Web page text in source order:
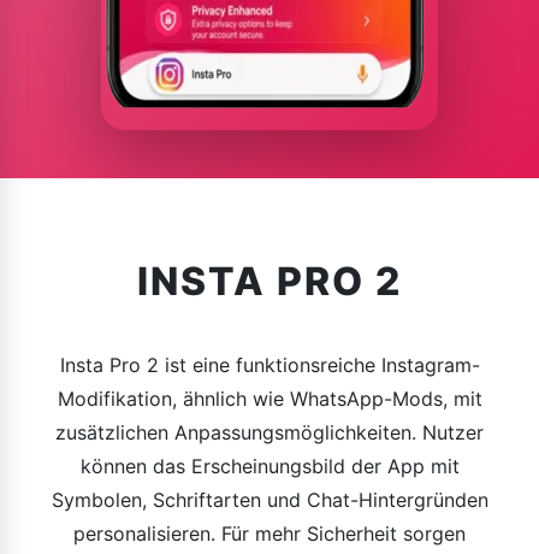
INSTA PRO 2
Insta Pro 2 ist eine funktionsreiche Instagram-
Modifikation, ähnlich wie WhatsApp-Mods, mit
zusätzlichen Anpassungsmöglichkeiten. Nutzer
können das Erscheinungsbild der App mit
Symbolen, Schriftarten und Chat-Hintergründen
personalisieren. Für mehr Sicherheit sorgen